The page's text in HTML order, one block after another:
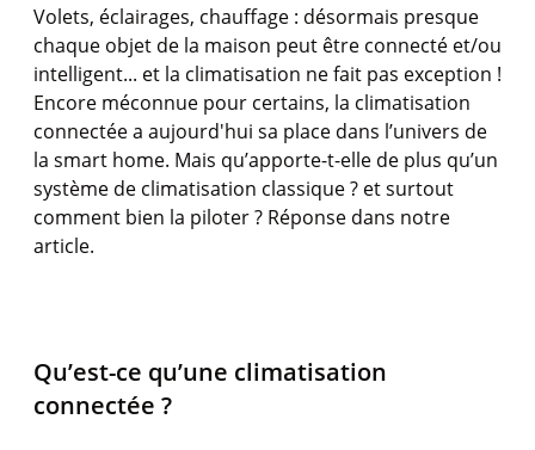
Volets, éclairages, chauffage : désormais presque
chaque objet de la maison peut être connecté et/ou
intelligent... et la climatisation ne fait pas exception !
Encore méconnue pour certains, la climatisation
connectée a aujourd'hui sa place dans l’univers de
la smart home. Mais qu’apporte-t-elle de plus qu’un
système de climatisation classique ? et surtout
comment bien la piloter ? Réponse dans notre
article.
Qu’est-ce qu’une climatisation
connectée ?